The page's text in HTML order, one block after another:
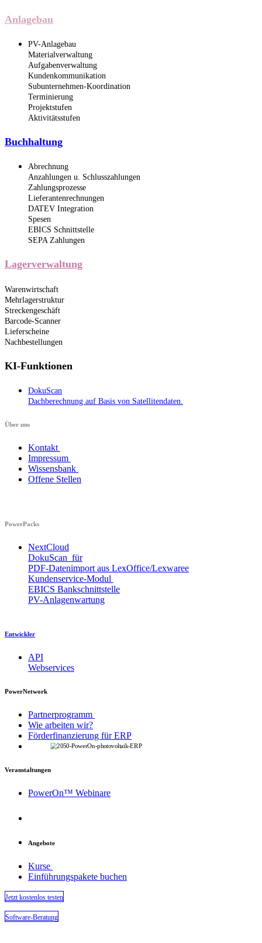
Anlagebau
PV-Anlagebau
Materialverwaltung
Aufgabenverwaltung
Kundenkommunikation
Subunternehmen-Koordination
Terminierung
Projektstufen
Aktivitätsstufen
Buchhaltung
Abrechnung
Anzahlungen u. Schlusszahlungen
Zahlungsprozesse
Lieferantenrechnungen
DATEV Integration
Spesen
EBICS Schnittstelle
SEPA Zahlungen
Lagerverwaltung
Warenwirtschaft
Mehrlagerstruktur
Streckengeschäft
Barcode-Scanner
Lieferscheine
Nachbestellungen
KI-Funktionen
DokuScan
Dachberechnung auf Basis von Satellitendaten.
Über uns​​
Kontakt
Impressum
Wissensbank
Offene Stellen
PowerPacks
NextCloud
DokuScan für
PDF-Datenimport aus LexOffice/Lexwaree
Kundenservice-Modul
EBICS Bankschnittstelle
PV-Anlagenwartung
Entwickler
API
Webservices
PowerNetwork
Partnerprogramm
Wie arbeiten wir?
Förderfinanzierung für ERP
Veranstaltungen
PowerOn™ Webinare
Angebote
Kurse
Einführungspakete buchen
Jetzt kostenlos testen​​​​​​
​​Software-Beratung